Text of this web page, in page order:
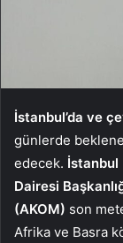
İstanbul’da ve
günlerde
edecek. İstanbul
Dairesi
(AKOM) son
Afrika ve Basra